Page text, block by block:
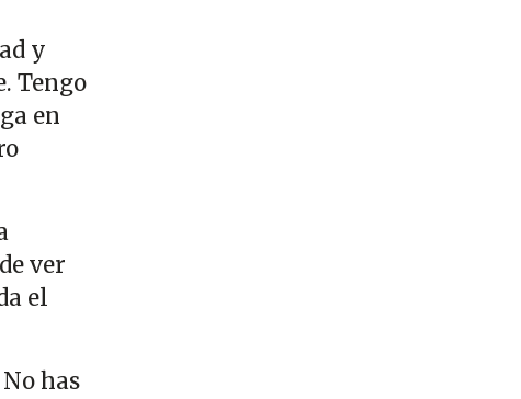
y
Tengo
en
ver
el
has